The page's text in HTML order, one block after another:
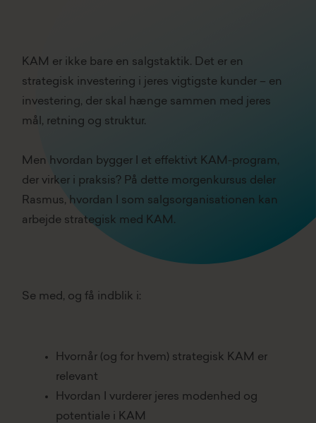
KAM er ikke bare en salgstaktik. Det er en
strategisk investering i jeres vigtigste kunder – en
investering, der skal hænge sammen med jeres
mål, retning og struktur.
Men hvordan bygger I et effektivt KAM-program,
der virker i praksis? På dette morgenkursus deler
Rasmus, hvordan I som salgsorganisationen kan
arbejde strategisk med KAM.
Se med, og få indblik i:
Hvornår (og for hvem) strategisk KAM er
relevant
Hvordan I vurderer jeres modenhed og
potentiale i KAM